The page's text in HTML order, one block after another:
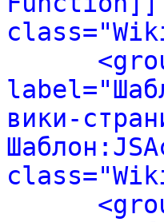
вики-